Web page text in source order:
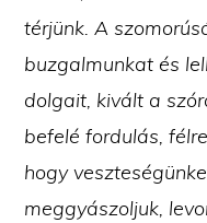
térjünk. A
buzgalmunkat és
dolgait, kivált a
befelé fordulás,
hogy
meggyászoljuk,